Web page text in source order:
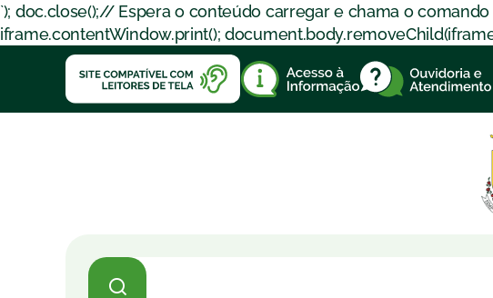
`); doc.close();// Espera o conteúdo carregar e chama o
iframe.contentWindow.print();